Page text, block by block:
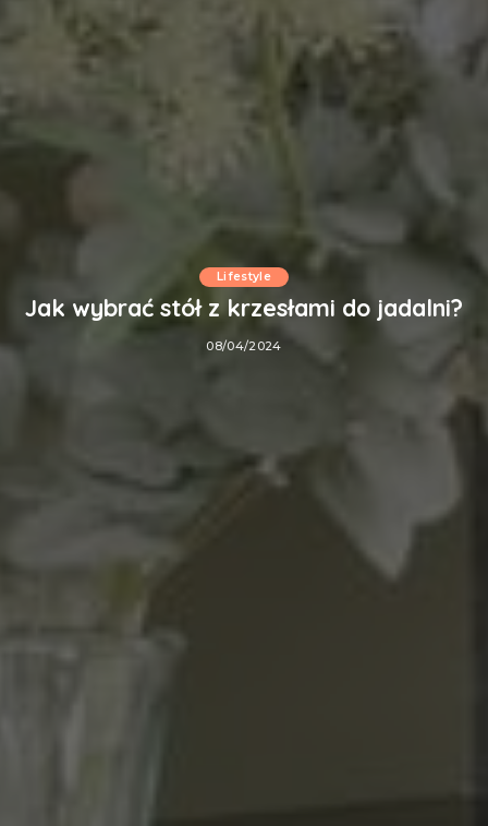
Lifestyle
Jak wybrać stół z krzesłami do jadalni?
08/04/2024